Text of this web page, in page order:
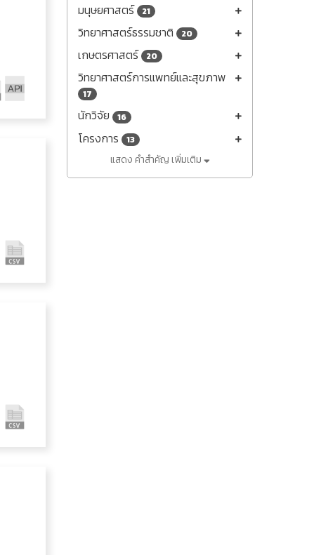
มนุษยศาสตร์ 21
วิทยาศาสตร์ธรรมชาติ 20
เกษตรศาสตร์ 20
วิทยาศาสตร์การแพทย์และสุขภาพ
17
นักวิจัย 16
โครงการ 13
แสดง คำสำคัญ เพิ่มเติม